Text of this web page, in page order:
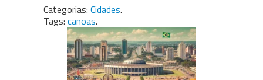
Categorias: Cidades.
Tags: canoas.